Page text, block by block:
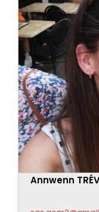
Annwenn